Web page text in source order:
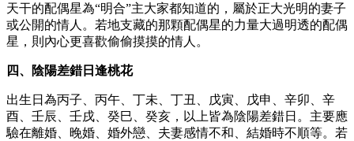
天干的配偶星為“明合”主大家都知道的，屬於正大光明的妻子
或公開的情人。若地支藏的那顆配偶星的力量大過明透的配偶
星，則內心更喜歡偷偷摸摸的情人。
四、陰陽差錯日逢桃花
出生日為丙子、丙午、丁未、丁丑、戊寅、戊申、辛卯、辛
酉、壬辰、壬戌、癸巳、癸亥，以上皆為陰陽差錯日。主要應
驗在離婚、晚婚、婚外戀、夫妻感情不和、結婚時不順等。若